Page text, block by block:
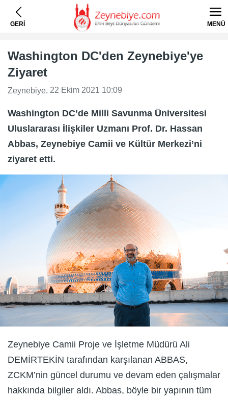
GERİ MENÜ
Washington DC'den Zeynebiye'ye
Ziyaret
Zeynebiye, 22 Ekim 2021 10:09
Washington DC’de Milli Savunma Üniversitesi
Uluslararası İlişkiler Uzmanı Prof. Dr. Hassan
Abbas, Zeynebiye Camii ve Kültür Merkezi’ni
ziyaret etti.
Zeynebiye Camii Proje ve İşletme Müdürü Ali
DEMİRTEKİN tarafından karşılanan ABBAS,
ZCKM’nin güncel durumu ve devam eden çalışmalar
hakkında bilgiler aldı. Abbas, böyle bir yapının tüm